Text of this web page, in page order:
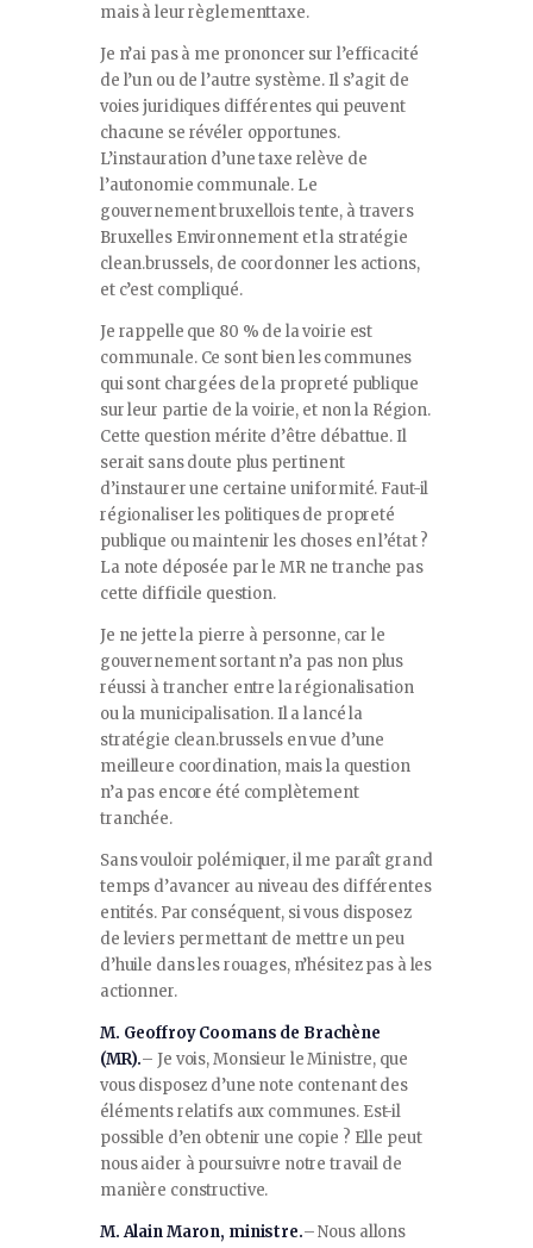
mais à leur règlementtaxe.
Je n’ai pas à me prononcer sur l’efficacité
de l’un ou de l’autre système. Il s’agit de
voies juridiques différentes qui peuvent
chacune se révéler opportunes.
L’instauration d’une taxe relève de
l’autonomie communale. Le
gouvernement bruxellois tente, à travers
Bruxelles Environnement et la stratégie
clean.brussels, de coordonner les actions,
et c’est compliqué.
Je rappelle que 80 % de la voirie est
communale. Ce sont bien les communes
qui sont chargées de la propreté publique
sur leur partie de la voirie, et non la Région.
Cette question mérite d’être débattue. Il
serait sans doute plus pertinent
d’instaurer une certaine uniformité. Faut-il
régionaliser les politiques de propreté
publique ou maintenir les choses en l’état ?
La note déposée par le MR ne tranche pas
cette difficile question.
Je ne jette la pierre à personne, car le
gouvernement sortant n’a pas non plus
réussi à trancher entre la régionalisation
ou la municipalisation. Il a lancé la
stratégie clean.brussels en vue d’une
meilleure coordination, mais la question
n’a pas encore été complètement
tranchée.
Sans vouloir polémiquer, il me paraît grand
temps d’avancer au niveau des différentes
entités. Par conséquent, si vous disposez
de leviers permettant de mettre un peu
d’huile dans les rouages, n’hésitez pas à les
actionner.
M. Geoffroy Coomans de Brachène
(MR).– Je vois, Monsieur le Ministre, que
vous disposez d’une note contenant des
éléments relatifs aux communes. Est-il
possible d’en obtenir une copie ? Elle peut
nous aider à poursuivre notre travail de
manière constructive.
M. Alain Maron, ministre.– Nous allons